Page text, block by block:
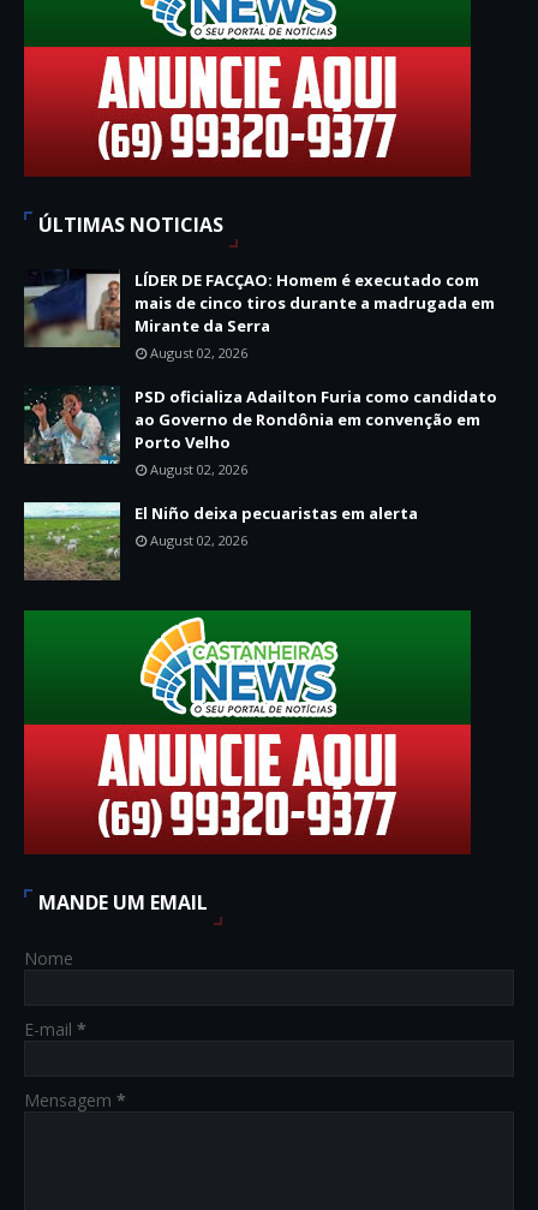
ÚLTIMAS NOTICIAS
LÍDER DE FACÇAO: Homem é executado com
mais de cinco tiros durante a madrugada em
Mirante da Serra
August 02, 2026
PSD oficializa Adailton Furia como candidato
ao Governo de Rondônia em convenção em
Porto Velho
August 02, 2026
El Niño deixa pecuaristas em alerta
August 02, 2026
MANDE UM EMAIL
Nome
E-mail *
Mensagem *